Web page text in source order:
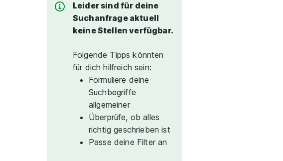
Leider sind für deine
Suchanfrage aktuell
keine Stellen verfügbar.
Folgende Tipps könnten
für dich hilfreich sein:
Formuliere deine
Suchbegriffe
allgemeiner
Überprüfe, ob alles
richtig geschrieben ist
Passe deine Filter an